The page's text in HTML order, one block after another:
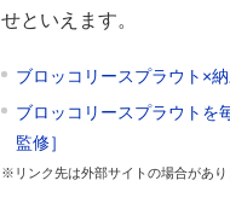
せといえます。
ブロッコリースプラウト×
ブロッコリースプラウトを
監修］
※リンク先は外部サイトの場合があり